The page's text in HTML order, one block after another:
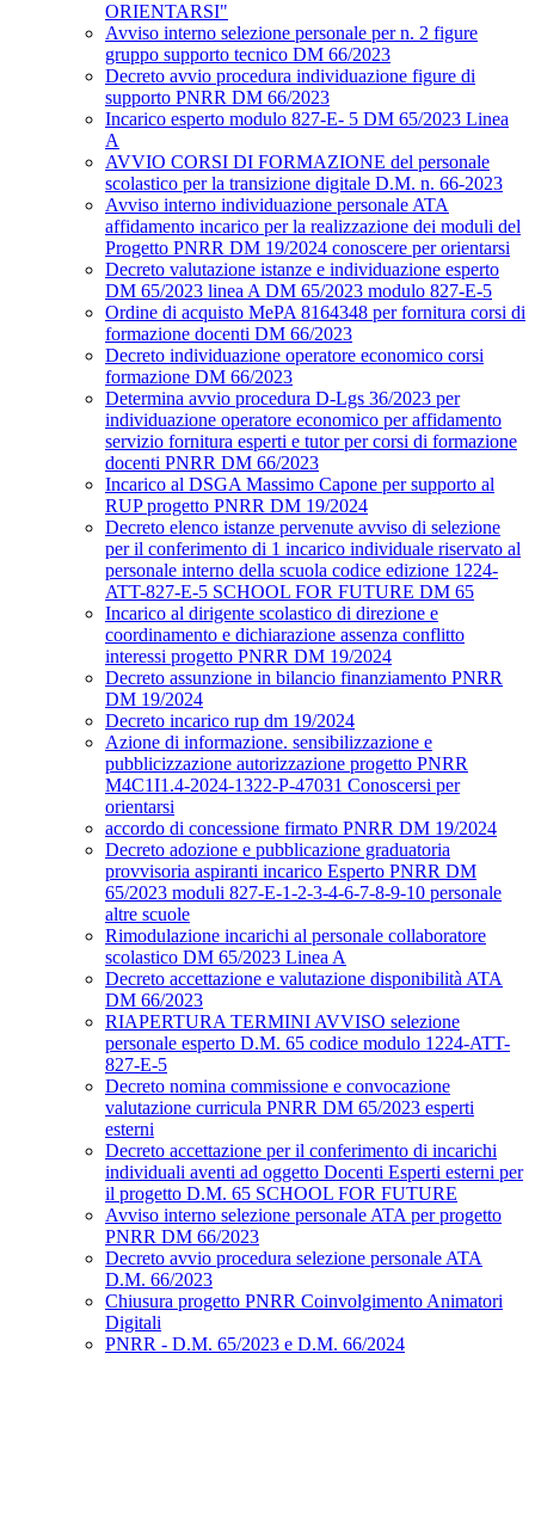
ORIENTARSI"
Avviso interno selezione personale per n. 2 figure
gruppo supporto tecnico DM 66/2023
Decreto avvio procedura individuazione figure di
supporto PNRR DM 66/2023
Incarico esperto modulo 827-E- 5 DM 65/2023 Linea
A
AVVIO CORSI DI FORMAZIONE del personale
scolastico per la transizione digitale D.M. n. 66-2023
Avviso interno individuazione personale ATA
affidamento incarico per la realizzazione dei moduli del
Progetto PNRR DM 19/2024 conoscere per orientarsi
Decreto valutazione istanze e individuazione esperto
DM 65/2023 linea A DM 65/2023 modulo 827-E-5
Ordine di acquisto MePA 8164348 per fornitura corsi di
formazione docenti DM 66/2023
Decreto individuazione operatore economico corsi
formazione DM 66/2023
Determina avvio procedura D-Lgs 36/2023 per
individuazione operatore economico per affidamento
servizio fornitura esperti e tutor per corsi di formazione
docenti PNRR DM 66/2023
Incarico al DSGA Massimo Capone per supporto al
RUP progetto PNRR DM 19/2024
Decreto elenco istanze pervenute avviso di selezione
per il conferimento di 1 incarico individuale riservato al
personale interno della scuola codice edizione 1224-
ATT-827-E-5 SCHOOL FOR FUTURE DM 65
Incarico al dirigente scolastico di direzione e
coordinamento e dichiarazione assenza conflitto
interessi progetto PNRR DM 19/2024
Decreto assunzione in bilancio finanziamento PNRR
DM 19/2024
Decreto incarico rup dm 19/2024
Azione di informazione. sensibilizzazione e
pubblicizzazione autorizzazione progetto PNRR
M4C1I1.4-2024-1322-P-47031 Conoscersi per
orientarsi
accordo di concessione firmato PNRR DM 19/2024
Decreto adozione e pubblicazione graduatoria
provvisoria aspiranti incarico Esperto PNRR DM
65/2023 moduli 827-E-1-2-3-4-6-7-8-9-10 personale
altre scuole
Rimodulazione incarichi al personale collaboratore
scolastico DM 65/2023 Linea A
Decreto accettazione e valutazione disponibilità ATA
DM 66/2023
RIAPERTURA TERMINI AVVISO selezione
personale esperto D.M. 65 codice modulo 1224-ATT-
827-E-5
Decreto nomina commissione e convocazione
valutazione curricula PNRR DM 65/2023 esperti
esterni
Decreto accettazione per il conferimento di incarichi
individuali aventi ad oggetto Docenti Esperti esterni per
il progetto D.M. 65 SCHOOL FOR FUTURE
Avviso interno selezione personale ATA per progetto
PNRR DM 66/2023
Decreto avvio procedura selezione personale ATA
D.M. 66/2023
Chiusura progetto PNRR Coinvolgimento Animatori
Digitali
PNRR - D.M. 65/2023 e D.M. 66/2024